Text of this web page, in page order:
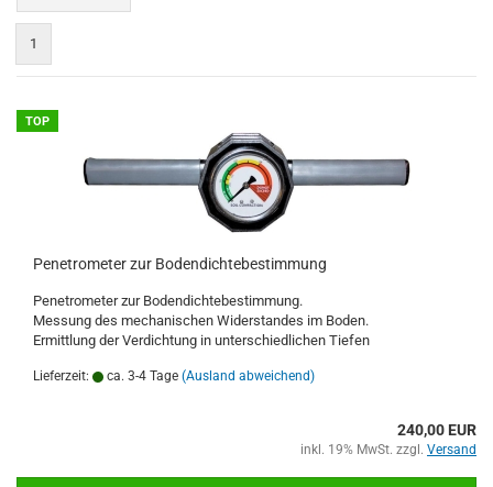
1
TOP
Penetrometer zur Bodendichtebestimmung
Penetrometer zur Bodendichtebestimmung.
Messung des mechanischen Widerstandes im Boden.
Ermittlung der Verdichtung in unterschiedlichen Tiefen
Lieferzeit: ca. 3-4 Tage (Ausland abweichend)
240,00 EUR
inkl. 19% MwSt. zzgl. Versand